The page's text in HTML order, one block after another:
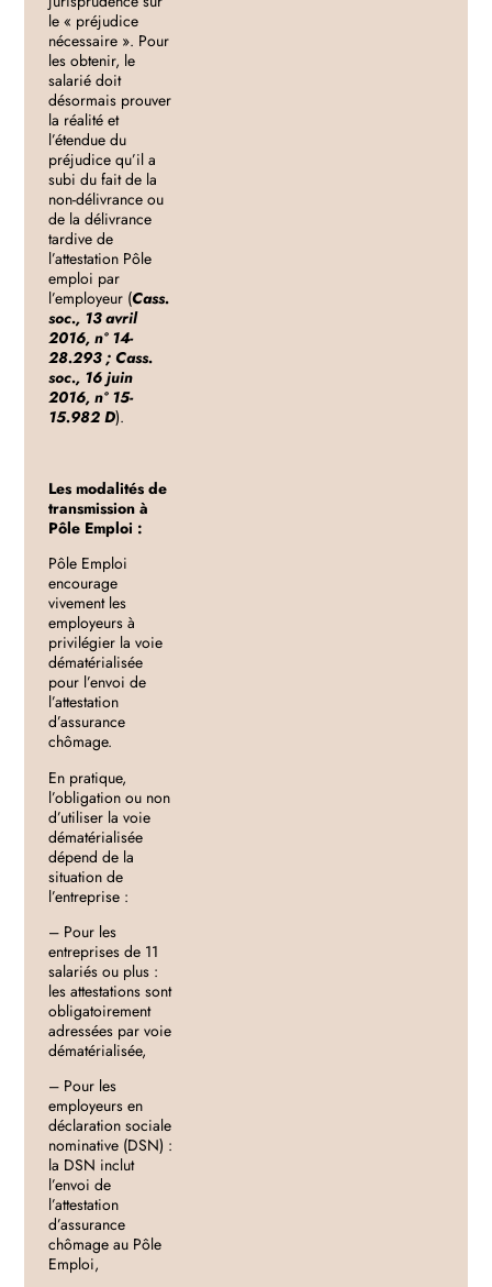
le « préjudice
nécessaire ». Pour
les obtenir, le
salarié doit
désormais prouver
la réalité et
l’étendue du
préjudice qu’il a
subi du fait de la
non-délivrance ou
de la délivrance
tardive de
l’attestation Pôle
emploi par
l’employeur (Cass.
soc., 13 avril
2016, nº 14-
28.293 ; Cass.
soc., 16 juin
2016, nº 15-
15.982 D).
Les modalités de
transmission à
Pôle Emploi :
Pôle Emploi
encourage
vivement les
employeurs à
privilégier la voie
dématérialisée
pour l’envoi de
l’attestation
d’assurance
chômage.
En pratique,
l’obligation ou non
d’utiliser la voie
dématérialisée
dépend de la
situation de
l’entreprise :
– Pour les
entreprises de 11
salariés ou plus :
les attestations sont
obligatoirement
adressées par voie
dématérialisée,
– Pour les
employeurs en
déclaration sociale
nominative (DSN) :
la DSN inclut
l’envoi de
l’attestation
d’assurance
chômage au Pôle
Emploi,